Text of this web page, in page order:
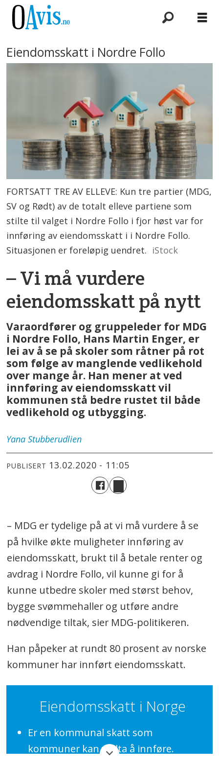
Eiendomsskatt i Nordre Follo
FORTSATT TRE AV ELLEVE: Kun tre partier (MDG,
SV og Rødt) av de totalt elleve partiene som
stilte til valget i Nordre Follo i fjor høst var for
innføring av eiendomsskatt i i Nordre Follo.
Situasjonen er foreløpig uendret. iStock
– Vi må vurdere
eiendomsskatt på nytt
Varaordfører og gruppeleder for MDG
i Nordre Follo, Hans Martin Enger, er
lei av å se på skoler som råtner på rot
som følge av manglende vedlikehold
over mange år. Han mener at ved
innføring av eiendomsskatt vil
kommunen stå bedre rustet til både
vedlikehold og utbygging.
Yana Stubberudlien
PUBLISERT 13.02.2020 - 11:05
– MDG er tydelige på at vi må vurdere å se
på hvilke økte muligheter innføring av
eiendomsskatt, brukt til å betale renter og
avdrag i Nordre Follo, vil kunne gi for å
kunne utbedre skoler med størst behov,
bygge svømmehaller og utføre andre
nødvendige tiltak, sier MDG-politikeren.
Han påpeker at rundt 80 prosent av norske
kommuner har innført eiendomsskatt.
Eiendomsskatt i Norge
Er en kommunal skatt som
kommuner kan vedta å innføre.